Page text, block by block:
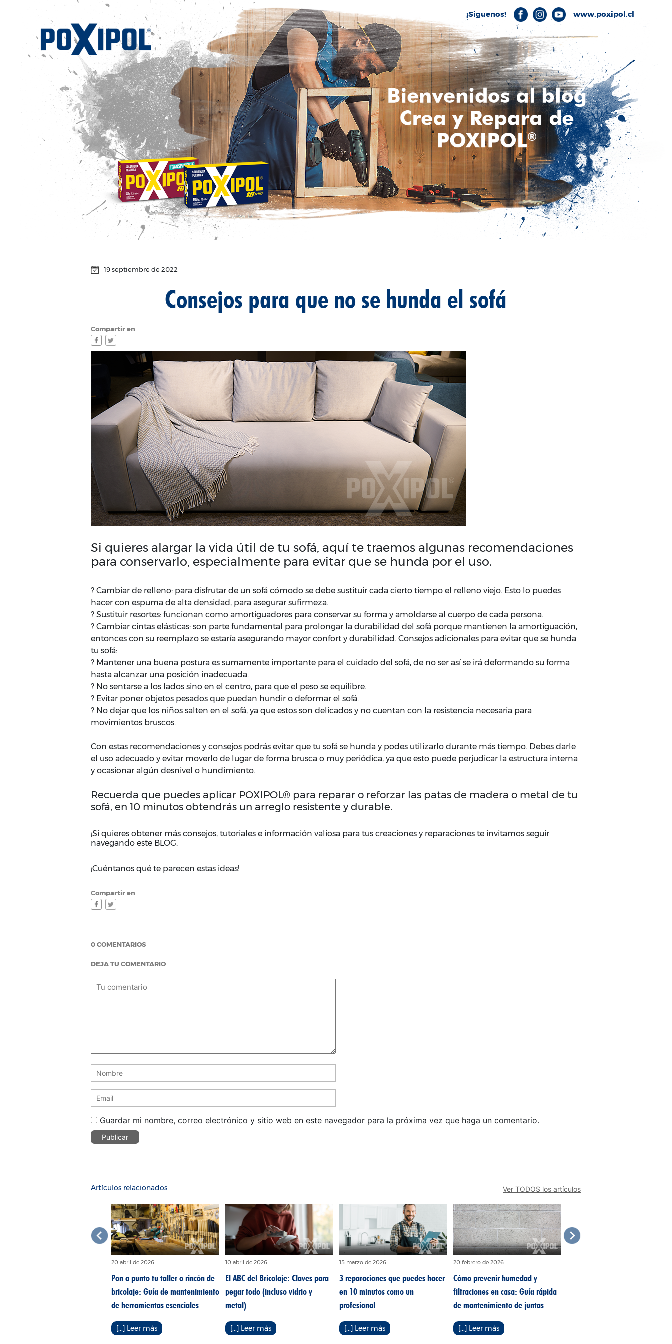
¡Siguenos! www.poxipol.cl
19 septiembre de 2022
Consejos para que no se hunda el sofá
Compartir en
Si quieres alargar la vida útil de tu sofá, aquí te traemos algunas recomendaciones
para conservarlo, especialmente para evitar que se hunda por el uso.
? Cambiar de relleno: para disfrutar de un sofá cómodo se debe sustituir cada cierto tiempo el relleno viejo. Esto lo puedes
hacer con espuma de alta densidad, para asegurar sufirmeza.
? Sustituir resortes: funcionan como amortiguadores para conservar su forma y amoldarse al cuerpo de cada persona.
? Cambiar cintas elásticas: son parte fundamental para prolongar la durabilidad del sofá porque mantienen la amortiguación,
entonces con su reemplazo se estaría asegurando mayor confort y durabilidad. Consejos adicionales para evitar que se hunda
tu sofá:
? Mantener una buena postura es sumamente importante para el cuidado del sofá, de no ser así se irá deformando su forma
hasta alcanzar una posición inadecuada.
? No sentarse a los lados sino en el centro, para que el peso se equilibre.
? Evitar poner objetos pesados que puedan hundir o deformar el sofá.
? No dejar que los niños salten en el sofá, ya que estos son delicados y no cuentan con la resistencia necesaria para
movimientos bruscos.
Con estas recomendaciones y consejos podrás evitar que tu sofá se hunda y podes utilizarlo durante más tiempo. Debes darle
el uso adecuado y evitar moverlo de lugar de forma brusca o muy periódica, ya que esto puede perjudicar la estructura interna
y ocasionar algún desnivel o hundimiento.
Recuerda que puedes aplicar POXIPOL® para reparar o reforzar las patas de madera o metal de tu
sofá, en 10 minutos obtendrás un arreglo resistente y durable.
¡Si quieres obtener más consejos, tutoriales e información valiosa para tus creaciones y reparaciones te invitamos seguir
navegando este BLOG.
¡Cuéntanos qué te parecen estas ideas!
Compartir en
0 COMENTARIOS
DEJA TU COMENTARIO
Guardar mi nombre, correo electrónico y sitio web en este navegador para la próxima vez que haga un comentario.
Artículos relacionados Ver TODOS los artículos
20 abril de 2026
Pon a punto tu taller o rincón de
bricolaje: Guía de mantenimiento
de herramientas esenciales
[...] Leer más
10 abril de 2026
El ABC del Bricolaje: Claves para
pegar todo (incluso vidrio y
metal)
[...] Leer más
15 marzo de 2026
3 reparaciones que puedes hacer
en 10 minutos como un
profesional
[...] Leer más
20 febrero de 2026
Cómo prevenir humedad y
filtraciones en casa: Guía rápida
de mantenimiento de juntas
[...] Leer más